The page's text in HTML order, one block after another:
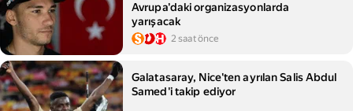
Avrupa'daki organizasyonlarda
yarışacak
2 saat önce
Galatasaray, Nice'ten ayrılan Salis Abdul
Samed'i takip ediyor